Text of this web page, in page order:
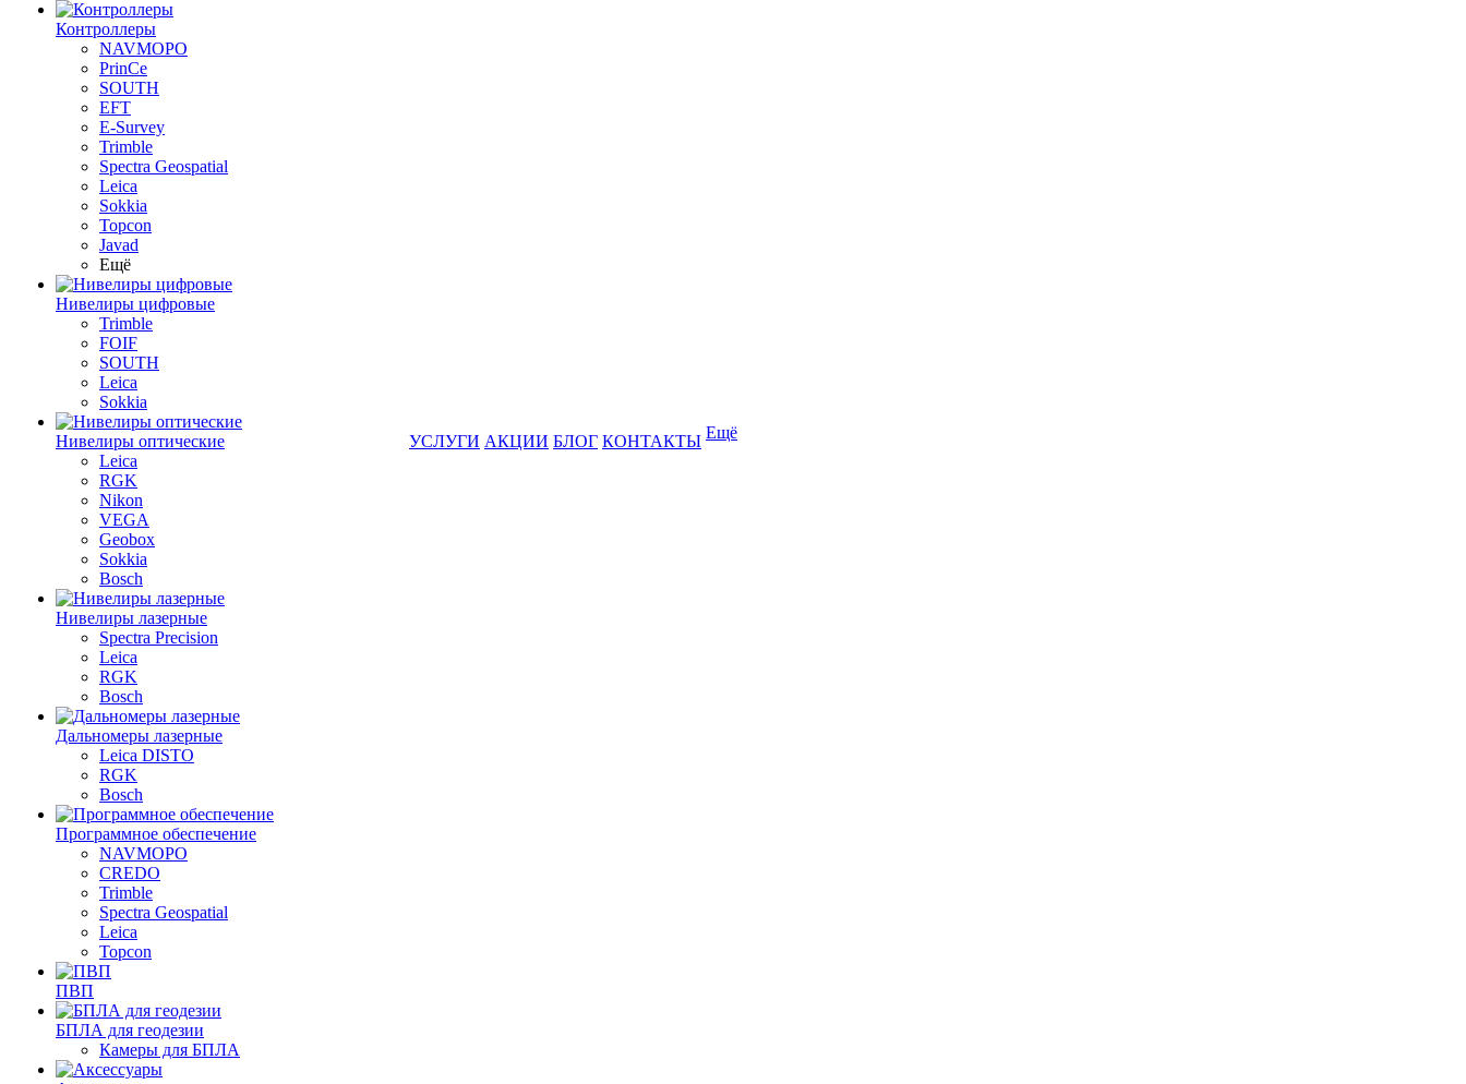
Контроллеры
NAVMOPO
PrinCe
SOUTH
EFT
E-Survey
Trimble
Spectra Geospatial
Leica
Sokkia
Topcon
Javad
Ещё
Нивелиры цифровые
Trimble
FOIF
SOUTH
Leica
Sokkia
Нивелиры оптические
Leica
RGK
Nikon
VEGA
Geobox
Sokkia
Bosch
Нивелиры лазерные
Spectra Precision
Leica
RGK
Bosch
Дальномеры лазерные
Leica DISTO
RGK
Bosch
Программное обеспечение
NAVMOPO
CREDO
Trimble
Spectra Geospatial
Leica
Topcon
ПВП
БПЛА для геодезии
Камеры для БПЛА
УСЛУГИ АКЦИИ БЛОГ КОНТАКТЫ Ещё